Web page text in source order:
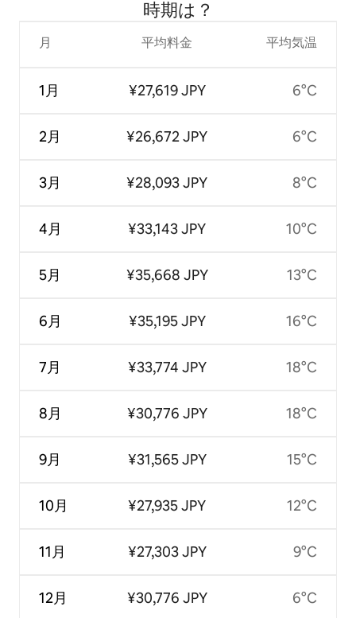
時⁠期⁠は⁠？
月
1月
2月
3月
4月
5月
6月
7月
8月
9月
10月
11月
12月
平均料金
¥27,619 JPY
¥26,672 JPY
¥28,093 JPY
¥33,143 JPY
¥35,668 JPY
¥35,195 JPY
¥33,774 JPY
¥30,776 JPY
¥31,565 JPY
¥27,935 JPY
¥27,303 JPY
¥30,776 JPY
平均気温
6°C
6°C
8°C
10°C
13°C
16°C
18°C
18°C
15°C
12°C
9°C
6°C